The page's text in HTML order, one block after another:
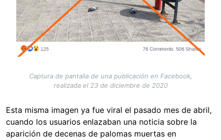
Captura de pantalla de una publicación en Facebook,
realizada el 23 de diciembre de 2020
Esta misma imagen ya fue viral el pasado mes de abril,
cuando los usuarios enlazaban una noticia sobre la
aparición de decenas de palomas muertas en